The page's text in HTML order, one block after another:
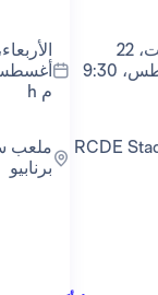
الأربعاء، 26
أغسطس، 9:00
ملعب سانتياغو